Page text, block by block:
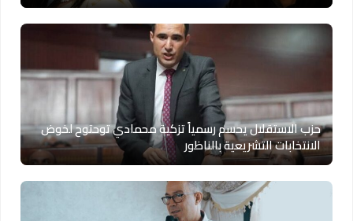
حزب الاستقلال يحسم رسمياً تزكية محمادي توحتوح لخوض
الانتخابات التشريعية بالناظور